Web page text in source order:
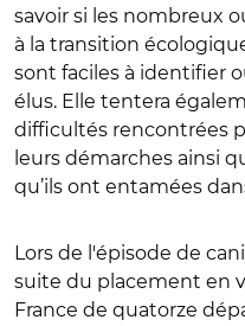
savoir si les nombreux
à la transition
sont faciles à identifier
élus. Elle tentera
difficultés rencontrées
leurs démarches ainsi
qu’ils ont entamées
Lors de l'épisode de
suite du placement en
France de quatorze